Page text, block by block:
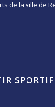
de la ville de
SPORTIF